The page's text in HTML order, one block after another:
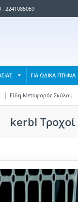
: 2241085059
ΓΙΑ ΩΔΙΚΑ ΠΤΗΝΑ
Είδη Μεταφοράς Σκύλου
kerbl